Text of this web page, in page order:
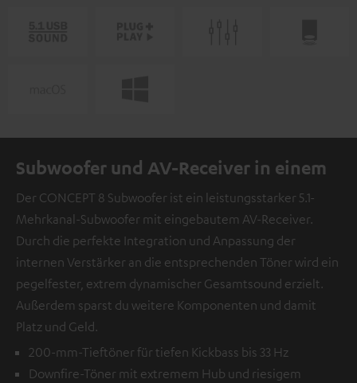
Subwoofer und AV-Receiver in einem
Der CONCEPT 8 Subwoofer ist ein leistungsstarker 5.1-
Mehrkanal-Subwoofer mit eingebautem AV-Receiver.
Durch die perfekte Integration und Anpassung der
internen Verstärker an die entsprechenden Töner wird ein
pegelfester, extrem dynamischer Gesamtsound erzielt.
Außerdem sparst du weitere Komponenten und damit
Platz und Geld.
200-mm-Tieftöner für tiefen Kickbass bis 33 Hz
Downfire-Töner mit extremem Hub und riesigem